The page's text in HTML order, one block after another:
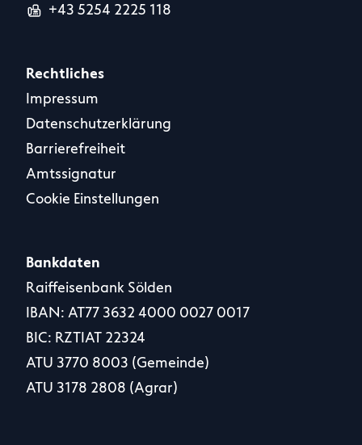
+43 5254 2225 118
Rechtliches
Impressum
Datenschutzerklärung
Barrierefreiheit
Amtssignatur
Cookie Einstellungen
Bankdaten
Raiffeisenbank Sölden
IBAN: AT77 3632 4000 0027 0017
BIC: RZTIAT 22324
ATU 3770 8003 (Gemeinde)
ATU 3178 2808 (Agrar)